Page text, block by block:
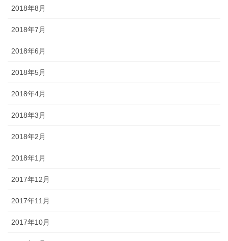
2018年8月
2018年7月
2018年6月
2018年5月
2018年4月
2018年3月
2018年2月
2018年1月
2017年12月
2017年11月
2017年10月